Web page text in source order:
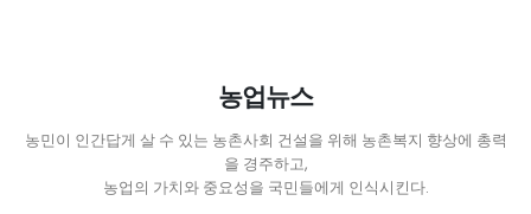
농업뉴스
농민이 인간답게 살 수 있는 농촌사회 건설을 위해 농촌복지 향상에 총력
을 경주하고,
농업의 가치와 중요성을 국민들에게 인식시킨다.